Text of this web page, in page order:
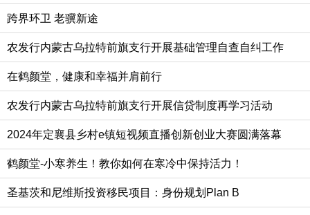
跨界环卫 老骥新途
农发行内蒙古乌拉特前旗支行开展基础管理自查自纠工作
在鹤颜堂，健康和幸福并肩前行
农发行内蒙古乌拉特前旗支行开展信贷制度再学习活动
2024年定襄县乡村e镇短视频直播创新创业大赛圆满落幕
鹤颜堂-小寒养生！教你如何在寒冷中保持活力！
圣基茨和尼维斯投资移民项目：身份规划Plan B